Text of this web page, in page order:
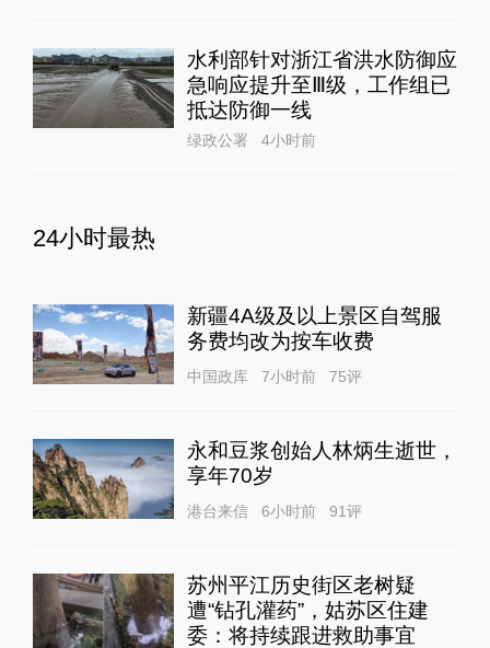
水利部针对浙江省洪水防御应
急响应提升至Ⅲ级，工作组已
抵达防御一线
绿政公署 4小时前
24小时最热
新疆4A级及以上景区自驾服
务费均改为按车收费
中国政库 7小时前 75评
永和豆浆创始人林炳生逝世，
享年70岁
港台来信 6小时前 91评
苏州平江历史街区老树疑
遭“钻孔灌药”，姑苏区住建
委：将持续跟进救助事宜